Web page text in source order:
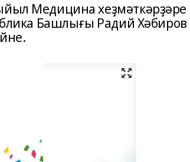
Медицина хеҙмәткәрҙәре
Башлығы Радий Хәбиров